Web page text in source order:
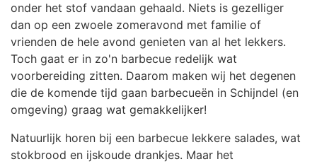
onder het stof vandaan gehaald. Niets is gezelliger
dan op een zwoele zomeravond met familie of
vrienden de hele avond genieten van al het lekkers.
Toch gaat er in zo'n barbecue redelijk wat
voorbereiding zitten. Daarom maken wij het degenen
die de komende tijd gaan barbecueën in Schijndel (en
omgeving) graag wat gemakkelijker!
Natuurlijk horen bij een barbecue lekkere salades, wat
stokbrood en ijskoude drankjes. Maar het